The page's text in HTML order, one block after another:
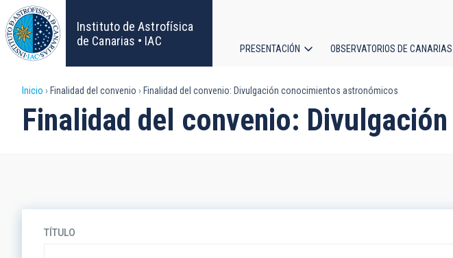
Pasar
al
contenido
principal
Instituto de Astrofísica
de Canarias • IAC
principal
PRESENTACIÓN OBSERVATORIOS DE CANARIAS
Sobrescribir
enlaces
Inicio Finalidad del convenio Finalidad del convenio: Divulgación conocimientos astronómicos
Finalidad del convenio:
TÍTULO